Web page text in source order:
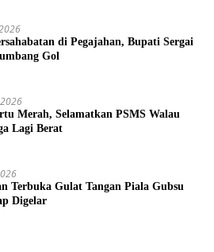
di Pegajahan, Bupati Sergai
Gol
Merah, Selamatkan PSMS Walau
Lagi Berat
Terbuka Gulat Tangan Piala Gubsu
Digelar